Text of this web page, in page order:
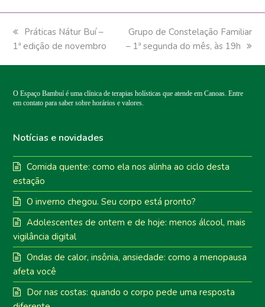
previous
post:
Práticas Nátur Buí –
1ª edição de novembro
next
post:
Grupo de Constelação Familiar
– 1ª segunda do mês, às 19h
O Espaço Bambuí é uma clínica de terapias holísticas que atende em Canoas. Entre
em contato para saber sobre horários e valores.
Notícias e novidades
Comida quente: como ela nos alinha ao ciclo desta
estação
O inverno chegou. Seu corpo está pronto?
Adolescentes de ontem e de hoje: menos álcool, mais
vigilância digital
Ondas de calor, insônia, ansiedade: como a menopausa
afeta você
Dor nas costas: quando o corpo pede uma resposta